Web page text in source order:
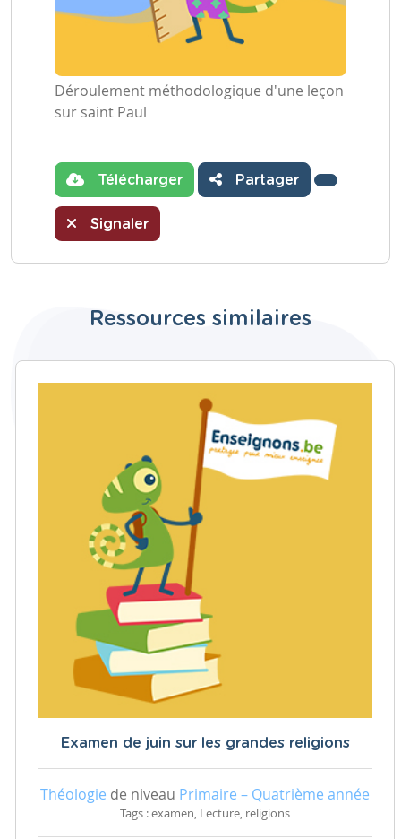
Déroulement méthodologique d'une leçon
sur saint Paul
Télécharger Partager
Signaler
Ressources similaires
Examen de juin sur les grandes religions
Théologie de niveau Primaire – Quatrième année
Tags : examen, Lecture, religions